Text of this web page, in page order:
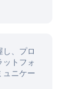
、プロ
トフォ
ュニケー